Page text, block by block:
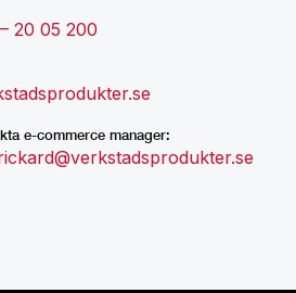
20 05 200
e-commerce manager: